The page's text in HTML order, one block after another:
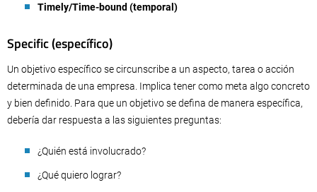
Timely/Time-bound (temporal)
Specific (específico)
Un objetivo específico se circunscribe a un aspecto, tarea o acción
determinada de una empresa. Implica tener como meta algo concreto
y bien definido. Para que un objetivo se defina de manera específica,
debería dar respuesta a las siguientes preguntas:
¿Quién está involucrado?
¿Qué quiero lograr?